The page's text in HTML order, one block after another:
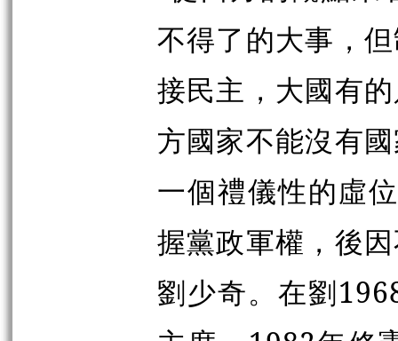
不得了的大事，
接民主，大國有
方國家不能沒有
一個禮儀性的虛
握黨政軍權，後
劉少奇。在劉